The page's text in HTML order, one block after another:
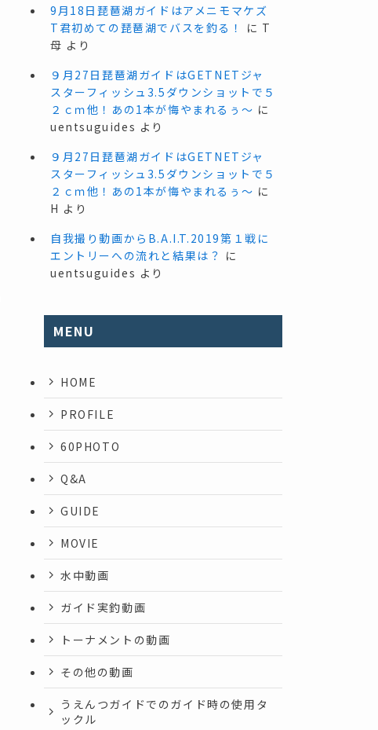
9月18日琵琶湖ガイドはアメニモマケズ
T君初めての琵琶湖でバスを釣る！
に T
母 より
９月27日琵琶湖ガイドはGETNETジャ
スターフィッシュ3.5ダウンショットで５
２ｃｍ他！あの1本が悔やまれるぅ～ に
uentsuguides より
９月27日琵琶湖ガイドはGETNETジャ
スターフィッシュ3.5ダウンショットで５
２ｃｍ他！あの1本が悔やまれるぅ～ に
H より
自我撮り動画からB.A.I.T.2019第１戦に
エントリーへの流れと結果は？ に
uentsuguides より
MENU
HOME
PROFILE
60PHOTO
Q&A
GUIDE
MOVIE
水中動画
ガイド実釣動画
トーナメントの動画
その他の動画
うえんつガイドでのガイド時の使用タ
ックル